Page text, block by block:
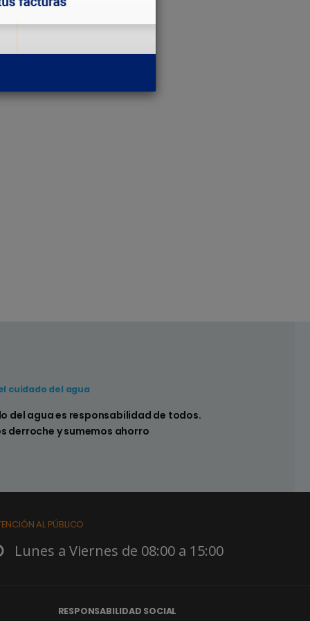
pérdidas en los sistemas sanitarios de
cuidado del agua
del agua es responsabilidad de todos.
derroche y sumemos ahorro
AL PÚBLICO
Lunes a Viernes de 08:00 a 15:00
RESPONSABILIDAD SOCIAL